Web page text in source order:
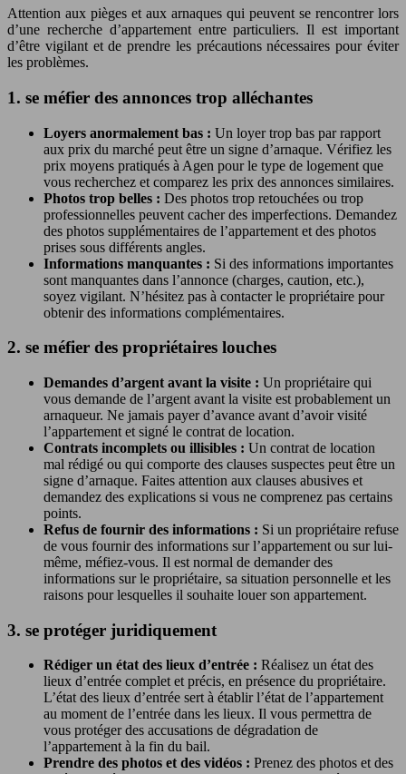
Attention aux pièges et aux arnaques qui peuvent se rencontrer lors
d’une recherche d’appartement entre particuliers. Il est important
d’être vigilant et de prendre les précautions nécessaires pour éviter
les problèmes.
1. se méfier des annonces trop alléchantes
Loyers anormalement bas : Un loyer trop bas par rapport
aux prix du marché peut être un signe d’arnaque. Vérifiez les
prix moyens pratiqués à Agen pour le type de logement que
vous recherchez et comparez les prix des annonces similaires.
Photos trop belles : Des photos trop retouchées ou trop
professionnelles peuvent cacher des imperfections. Demandez
des photos supplémentaires de l’appartement et des photos
prises sous différents angles.
Informations manquantes : Si des informations importantes
sont manquantes dans l’annonce (charges, caution, etc.),
soyez vigilant. N’hésitez pas à contacter le propriétaire pour
obtenir des informations complémentaires.
2. se méfier des propriétaires louches
Demandes d’argent avant la visite : Un propriétaire qui
vous demande de l’argent avant la visite est probablement un
arnaqueur. Ne jamais payer d’avance avant d’avoir visité
l’appartement et signé le contrat de location.
Contrats incomplets ou illisibles : Un contrat de location
mal rédigé ou qui comporte des clauses suspectes peut être un
signe d’arnaque. Faites attention aux clauses abusives et
demandez des explications si vous ne comprenez pas certains
points.
Refus de fournir des informations : Si un propriétaire refuse
de vous fournir des informations sur l’appartement ou sur lui-
même, méfiez-vous. Il est normal de demander des
informations sur le propriétaire, sa situation personnelle et les
raisons pour lesquelles il souhaite louer son appartement.
3. se protéger juridiquement
Rédiger un état des lieux d’entrée : Réalisez un état des
lieux d’entrée complet et précis, en présence du propriétaire.
L’état des lieux d’entrée sert à établir l’état de l’appartement
au moment de l’entrée dans les lieux. Il vous permettra de
vous protéger des accusations de dégradation de
l’appartement à la fin du bail.
Prendre des photos et des vidéos : Prenez des photos et des